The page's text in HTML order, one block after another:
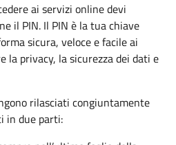
ai servizi online devi
il PIN. Il PIN è la tua chiave
sicura, veloce e facile ai
la privacy, la sicurezza dei dati e
rilasciati congiuntamente
in due parti: